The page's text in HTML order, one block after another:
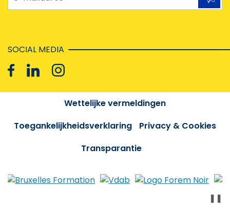
SOCIAL MEDIA
Wettelijke vermeldingen
Toegankelijkheidsverklaring
Privacy & Cookies
Transparantie
❚❚